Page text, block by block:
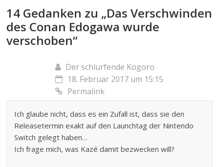
14 Gedanken zu „Das Verschwinden
des Conan Edogawa wurde
verschoben“
Der schlurfende Kogoro
18. Februar 2017 um 15:15
Permalink
Ich glaube nicht, dass es ein Zufall ist, dass sie den
Releasetermin exakt auf den Launchtag der Nintendo
Switch gelegt haben…
Ich frage mich, was Kazé damit bezwecken will?